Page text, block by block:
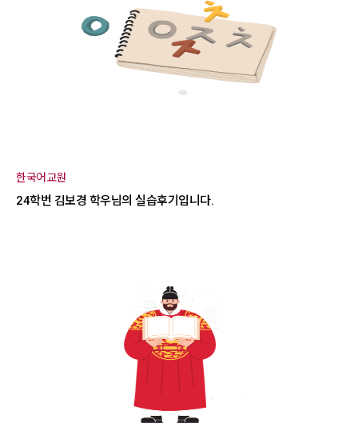
한국어교원
24학번 김보경 학우님의 실습후기입니다.